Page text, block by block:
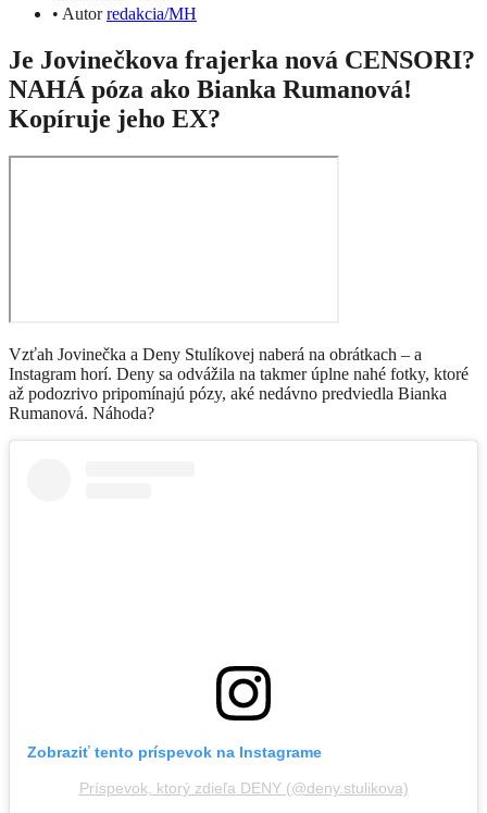
• Autorredakcia/MH
Je Jovinečkova frajerka nová CENSORI?
NAHÁ póza ako Bianka Rumanová!
Kopíruje jeho EX?
Vzťah Jovinečka a Deny Stulíkovej naberá na obrátkach – a
Instagram horí. Deny sa odvážila na takmer úplne nahé fotky, ktoré
až podozrivo pripomínajú pózy, aké nedávno predviedla Bianka
Rumanová. Náhoda?
Zobraziť tento príspevok na Instagrame
Príspevok, ktorý zdieľa DENY (@deny.stulikova)